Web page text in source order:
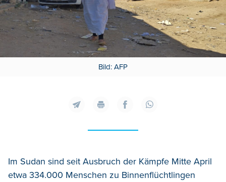
Bild: AFP
Im Sudan sind seit Ausbruch der Kämpfe Mitte April
etwa 334.000 Menschen zu Binnenflüchtlingen